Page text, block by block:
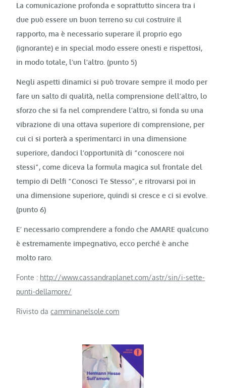
La comunicazione profonda e soprattutto sincera tra i
due può essere un buon terreno su cui costruire il
rapporto, ma è necessario superare il proprio ego
(ignorante) e in special modo essere onesti e rispettosi,
in modo totale, l’un l’altro. (punto 5)
Negli aspetti dinamici si può trovare sempre il modo per
fare un salto di qualità, nella comprensione dell’altro, lo
sforzo che si fa nel comprendere l’altro, si fonda su una
vibrazione di una ottava superiore di comprensione, per
cui ci si porterà a sperimentarci in una dimensione
superiore, dandoci l’opportunità di “conoscere noi
stessi”, come diceva la formula magica sul frontale del
tempio di Delfi “Conosci Te Stesso”, e ritrovarsi poi in
una dimensione superiore, quindi si cresce e ci si evolve.
(punto 6)
E’ necessario comprendere a fondo che AMARE qualcuno
è estremamente impegnativo, ecco perché è anche
molto raro.
Fonte : http://www.cassandraplanet.com/astr/sin/i-sette-
punti-dellamore/
Rivisto dacamminanelsole.com